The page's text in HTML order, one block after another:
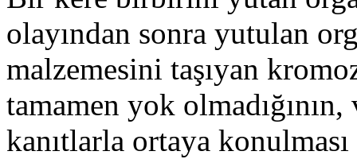
olayından sonra yutulan
malzemesini taşıyan
tamamen yok
kanıtlarla ortaya